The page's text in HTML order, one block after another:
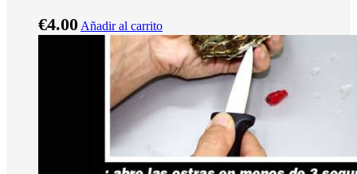
€4.00 Añadir al carrito